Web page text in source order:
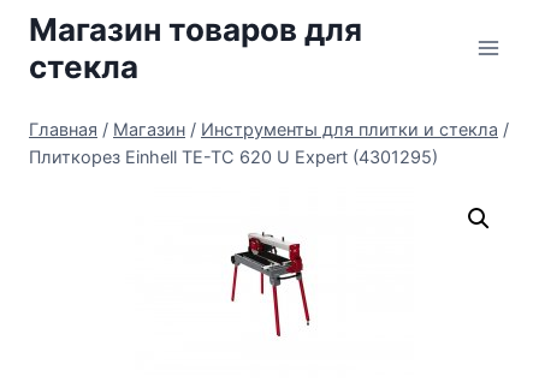
Перейти
содержимому
Магазин товаров для
стекла
Главная / Магазин / Инструменты для плитки и стекла /
Плиткорез Einhell TE-TC 620 U Expert (4301295)